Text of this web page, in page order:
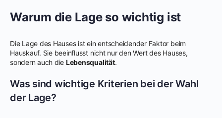
Warum die Lage so wichtig ist
Die Lage des Hauses ist ein entscheidender Faktor beim
Hauskauf. Sie beeinflusst nicht nur den Wert des Hauses,
sondern auch die Lebensqualität.
Was sind wichtige Kriterien bei der Wahl
der Lage?